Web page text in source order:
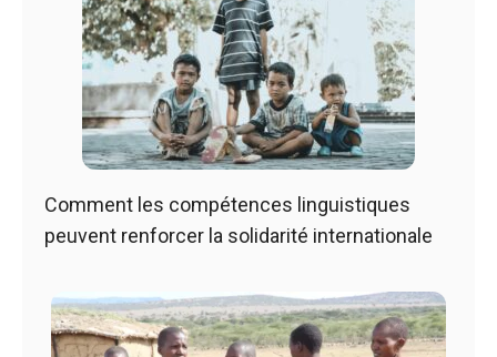
Comment les compétences linguistiques
peuvent renforcer la solidarité internationale